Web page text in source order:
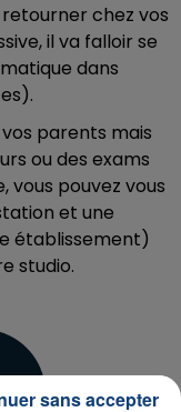
retourner chez vos
il va falloir se
dans
parents mais
ou des exams
vous pouvez vous
et une
établissement)
studio.
sans accepter